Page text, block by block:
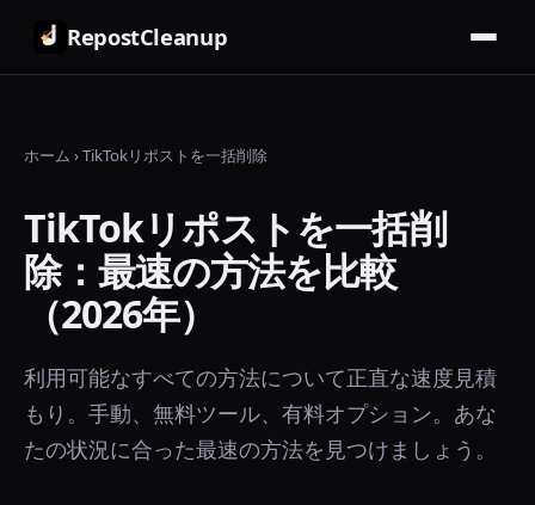
RepostCleanup
ホーム ›TikTokリポストを一括削除
TikTokリポストを一括削
除：最速の方法を比較
（2026年）
利用可能なすべての方法について正直な速度見積
もり。手動、無料ツール、有料オプション。あな
たの状況に合った最速の方法を見つけましょう。